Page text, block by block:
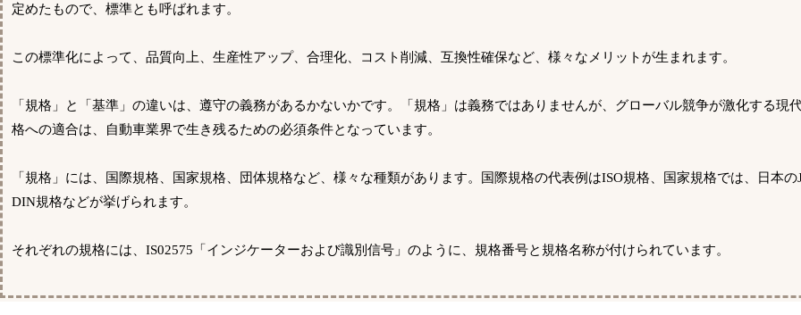
定めたもので、標準とも呼ばれます。
この標準化によって、品質向上、生産性アップ、合理化、コスト削減、互換性確保など、様々なメリットが生まれます。
「規格」と「基準」の違いは、遵守の義務があるかないかです。「規格」は義務ではありませんが、グローバル競争が激化する現
格への適合は、自動車業界で生き残るための必須条件となっています。
「規格」には、国際規格、国家規格、団体規格など、様々な種類があります。国際規格の代表例はISO規格、国家規格では、日本
DIN規格などが挙げられます。
それぞれの規格には、IS02575「インジケーターおよび識別信号」のように、規格番号と規格名称が付けられています。